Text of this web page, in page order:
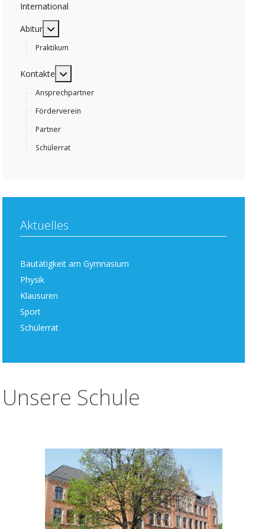
International
Abitur
MOD_MENU_TOGGLE_SUBMENU_LABEL
Praktikum
Kontakte MOD_MENU_TOGGLE_SUBMENU_LABEL
Ansprechpartner
Förderverein
Partner
Schülerrat
Aktuelles
Bautätigkeit am Gymnasium
Physik
Klausuren
Sport
Schülerrat
Unsere Schule